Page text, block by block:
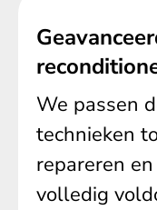
We passen
technieken
repareren
volledig